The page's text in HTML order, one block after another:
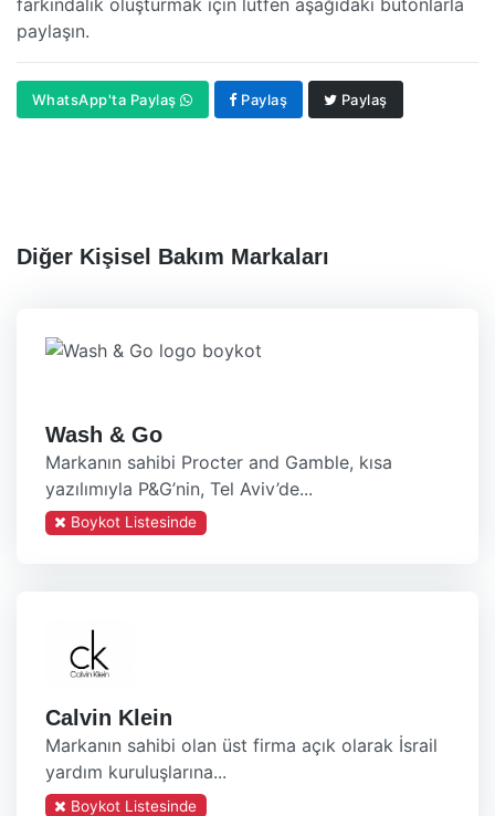
farkındalık oluşturmak için lütfen aşağıdaki butonlarla
paylaşın.
WhatsApp'ta Paylaş Paylaş Paylaş
Diğer Kişisel Bakım Markaları
Wash & Go
Markanın sahibi Procter and Gamble, kısa
yazılımıyla P&G’nin, Tel Aviv’de...
Boykot Listesinde
Calvin Klein
Markanın sahibi olan üst firma açık olarak İsrail
yardım kuruluşlarına...
Boykot Listesinde